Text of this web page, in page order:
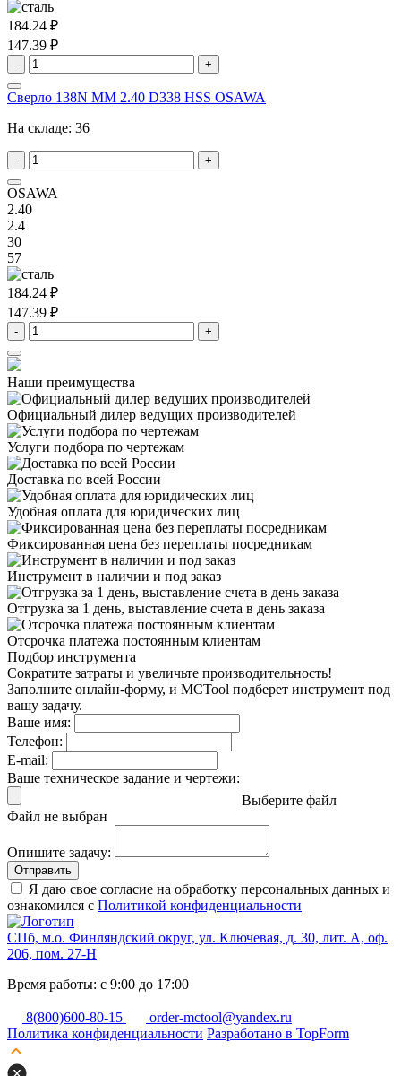
184.24 ₽
147.39 ₽
- +
Сверло 138N MM 2.40 D338 HSS OSAWA
На складе: 36
- +
OSAWA
2.40
2.4
30
57
184.24 ₽
147.39 ₽
- +
Наши преимущества
Официальный дилер ведущих производителей
Услуги подбора по чертежам
Доставка по всей России
Удобная оплата для юридических лиц
Фиксированная цена без переплаты посредникам
Инструмент в наличии и под заказ
Отгрузка за 1 день, выставление счета в день заказа
Отсрочка платежа постоянным клиентам
Подбор инструмента
Сократите затраты и увеличьте производительность!
Заполните онлайн-форму, и MCTool подберет инструмент под
вашу задачу.
Ваше имя:
Телефон:
E-mail:
Ваше техническое задание и чертежи:
Выберите файл
Файл не выбран
Опишите задачу:
Отправить
Я даю свое согласие на обработку персональных данных и
ознакомился с Политикой конфиденциальности
СПб, м.о. Финляндский округ, ул. Ключевая, д. 30, лит. А, оф.
206, пом. 27-Н
Время работы: с 9:00 до 17:00
8(800)600-80-15
order-mctool@yandex.ru
Политика конфиденциальности Разработано в TopForm